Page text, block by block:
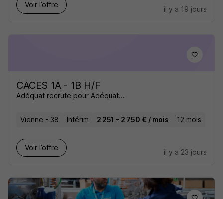
Voir l’offre
il y a 19 jours
CACES 1A - 1B H/F
Adéquat recrute pour Adéquat...
Vienne - 38 Intérim 2 251 - 2 750 € / mois 12 mois
Voir l’offre
il y a 23 jours